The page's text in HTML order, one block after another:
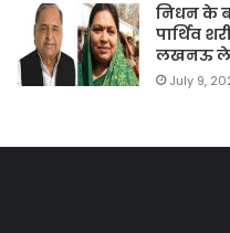
निधन के
पार्थिव
लखनऊ ले
July 9,